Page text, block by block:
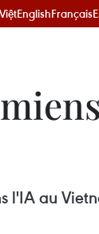
EnglishFrançais
l'IA au